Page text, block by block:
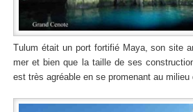
Tulum était un port fortifié Maya, son site
mer et bien que la taille de ses
est très agréable en se promenant au milieu